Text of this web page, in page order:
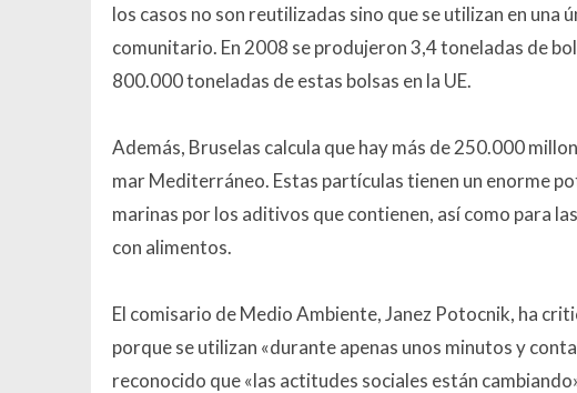
los casos no son reutilizadas sino que se utilizan en una
comunitario. En 2008 se produjeron 3,4 toneladas de
800.000 toneladas de estas bolsas en la UE.
Además, Bruselas calcula que hay más de 250.000
mar Mediterráneo. Estas partículas tienen un enorme
marinas por los aditivos que contienen, así como para
con alimentos.
El comisario de Medio Ambiente, Janez Potocnik, ha
porque se utilizan «durante apenas unos minutos y
reconocido que «las actitudes sociales están